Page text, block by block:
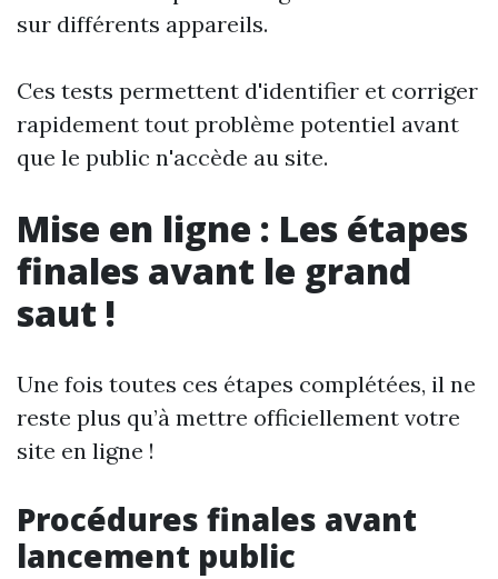
sur différents appareils.
Ces tests permettent d'identifier et corriger
rapidement tout problème potentiel avant
que le public n'accède au site.
Mise en ligne : Les étapes
finales avant le grand
saut !
Une fois toutes ces étapes complétées, il ne
reste plus qu’à mettre officiellement votre
site en ligne !
Procédures finales avant
lancement public